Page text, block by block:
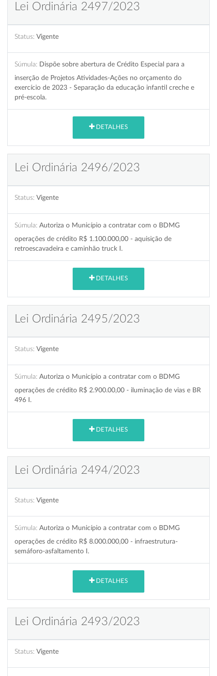
Lei Ordinária 2497/2023
Status: Vigente
Súmula: Dispõe sobre abertura de Crédito Especial para a
inserção de Projetos Atividades-Ações no orçamento do
exercício de 2023 - Separação da educação infantil creche e
pré-escola.
DETALHES
Lei Ordinária 2496/2023
Status: Vigente
Súmula: Autoriza o Município a contratar com o BDMG
operações de crédito R$ 1.100.000,00 - aquisição de
retroescavadeira e caminhão truck I.
DETALHES
Lei Ordinária 2495/2023
Status: Vigente
Súmula: Autoriza o Município a contratar com o BDMG
operações de crédito R$ 2.900.00,00 - iluminação de vias e BR
496 I.
DETALHES
Lei Ordinária 2494/2023
Status: Vigente
Súmula: Autoriza o Município a contratar com o BDMG
operações de crédito R$ 8.000.000,00 - infraestrutura-
semáforo-asfaltamento I.
DETALHES
Lei Ordinária 2493/2023
Status: Vigente